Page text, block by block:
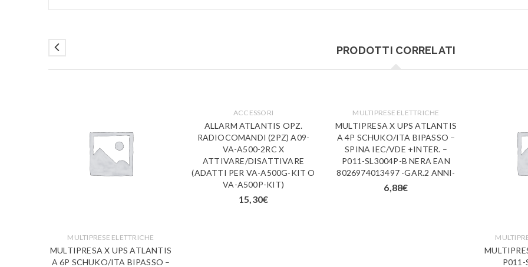
PRODOTTI CORRELATI
MULTIPRESE ELETTRICHE
MULTIPRESA X UPS ATLANTIS
A 6P SCHUKO/ITA BIPASSO –
ACCESSORI
ALLARM ATLANTIS OPZ.
RADIOCOMANDI (2PZ) A09-
VA-A500-2RC X
ATTIVARE/DISATTIVARE
(ADATTI PER VA-A500G-KIT O
VA-A500P-KIT)
15,30€
MULTIPRESE ELETTRICHE
MULTIPRESA X UPS ATLANTIS
A 4P SCHUKO/ITA BIPASSO –
SPINA IEC/VDE +INTER. –
P011-SL3004P-B NERA EAN
8026974013497 -GAR.2 ANNI-
6,88€
P011-